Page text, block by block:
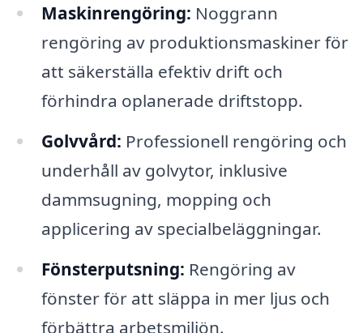
Maskinrengöring: Noggrann
rengöring av produktionsmaskiner för
att säkerställa efektiv drift och
förhindra oplanerade driftstopp.
Golvvård: Professionell rengöring och
underhåll av golvytor, inklusive
dammsugning, mopping och
applicering av specialbeläggningar.
Fönsterputsning: Rengöring av
fönster för att släppa in mer ljus och
förbättra arbetsmiljön.